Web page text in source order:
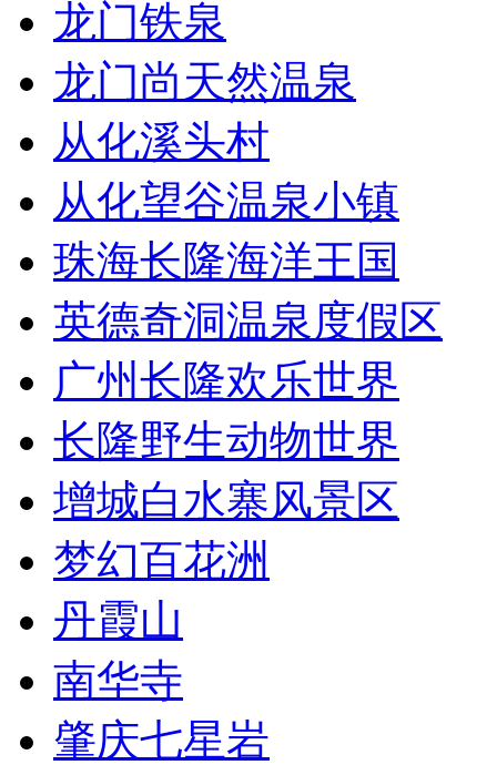
龙门铁泉
龙门尚天然温泉
从化溪头村
从化望谷温泉小镇
珠海长隆海洋王国
英德奇洞温泉度假区
广州长隆欢乐世界
长隆野生动物世界
增城白水寨风景区
梦幻百花洲
丹霞山
南华寺
肇庆七星岩